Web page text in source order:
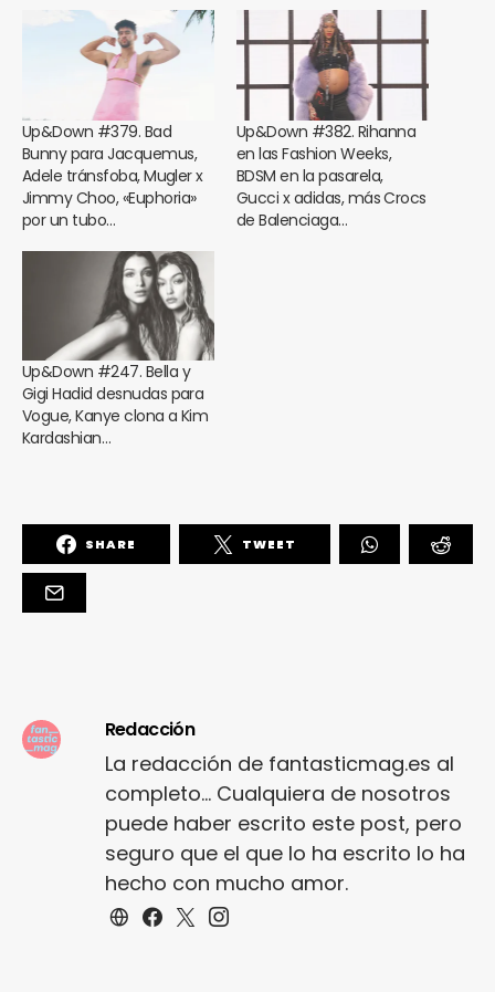
Up&Down #379. Bad
Bunny para Jacquemus,
Adele tránsfoba, Mugler x
Jimmy Choo, «Euphoria»
por un tubo…
Up&Down #382. Rihanna
en las Fashion Weeks,
BDSM en la pasarela,
Gucci x adidas, más Crocs
de Balenciaga…
Up&Down #247. Bella y
Gigi Hadid desnudas para
Vogue, Kanye clona a Kim
Kardashian…
SHARE TWEET
Redacción
La redacción de fantasticmag.es al
completo... Cualquiera de nosotros
puede haber escrito este post, pero
seguro que el que lo ha escrito lo ha
hecho con mucho amor.